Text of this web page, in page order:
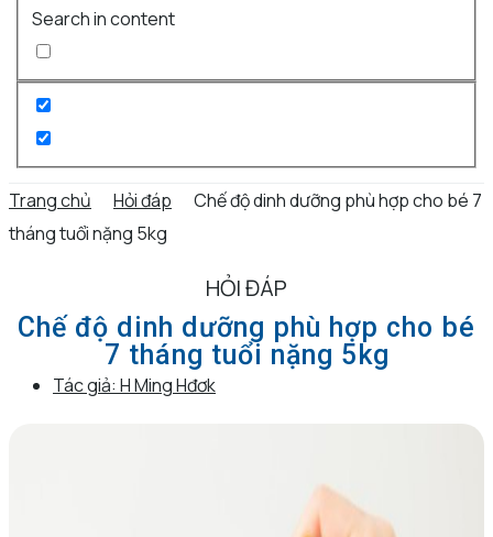
Search in content
Trang chủ Hỏi đáp
Chế độ dinh dưỡng phù hợp cho bé 7
tháng tuổi nặng 5kg
HỎI ĐÁP
Chế độ dinh dưỡng phù hợp cho bé
7 tháng tuổi nặng 5kg
Tác giả: H Ming Hđơk